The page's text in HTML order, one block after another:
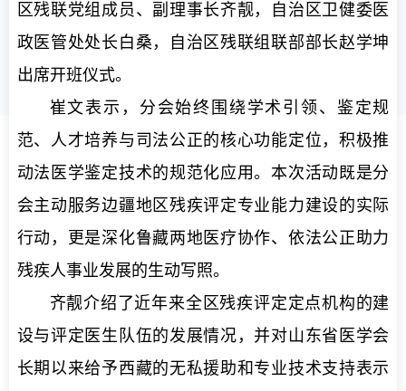
区残联党组成员、副理事长齐靓，自治区卫健委医
政医管处处长白桑，自治区残联组联部部长赵学坤
出席开班仪式。
崔文表示，分会始终围绕学术引领、鉴定规
范、人才培养与司法公正的核心功能定位，积极推
动法医学鉴定技术的规范化应用。本次活动既是分
会主动服务边疆地区残疾评定专业能力建设的实际
行动，更是深化鲁藏两地医疗协作、依法公正助力
残疾人事业发展的生动写照。
齐靓介绍了近年来全区残疾评定定点机构的建
设与评定医生队伍的发展情况，并对山东省医学会
长期以来给予西藏的无私援助和专业技术支持表示